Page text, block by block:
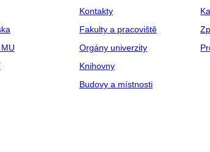
Kontakty
Fakulty a pracoviště
Orgány univerzity
Knihovny
Budovy a místnosti